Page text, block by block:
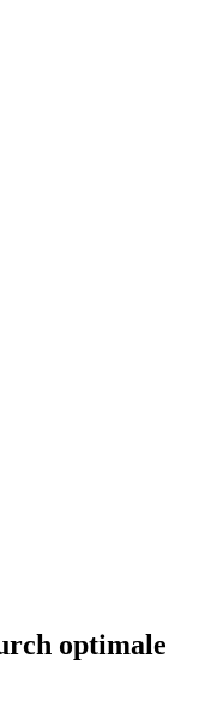
optimale